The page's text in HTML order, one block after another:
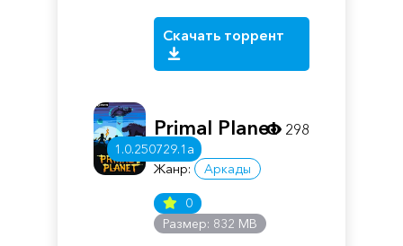
Скачать торрент
1.0.250729.1a
Primal Planet
Жанр: Аркады
0
Размер: 832 MB
298